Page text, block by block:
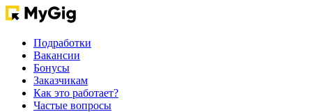
Подработки
Вакансии
Бонусы
Заказчикам
Как это работает?
Частые вопросы